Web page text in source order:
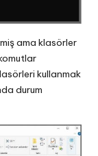
ama klasörler
kullanmak
durum